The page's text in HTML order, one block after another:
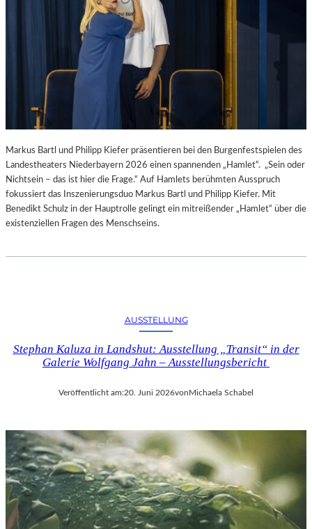
Markus Bartl und Philipp Kiefer präsentieren bei den Burgenfestspielen des
Landestheaters Niederbayern 2026 einen spannenden „Hamlet“. „Sein oder
Nichtsein – das ist hier die Frage.“ Auf Hamlets berühmten Ausspruch
fokussiert das Inszenierungsduo Markus Bartl und Philipp Kiefer. Mit
Benedikt Schulz in der Hauptrolle gelingt ein mitreißender „Hamlet“ über die
existenziellen Fragen des Menschseins.
AUSSTELLUNG
Stephan Kaluza in Landshut: Ausstellung „Transit“ in der
Galerie Wolfgang Jahn – Ausstellungsbericht
Veröffentlicht am:20. Juni 2026vonMichaela Schabel